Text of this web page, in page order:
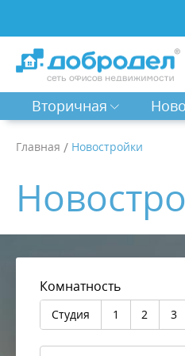
Вторичная
Главная / Новостройки
Комнатность
Студия 1 2 3